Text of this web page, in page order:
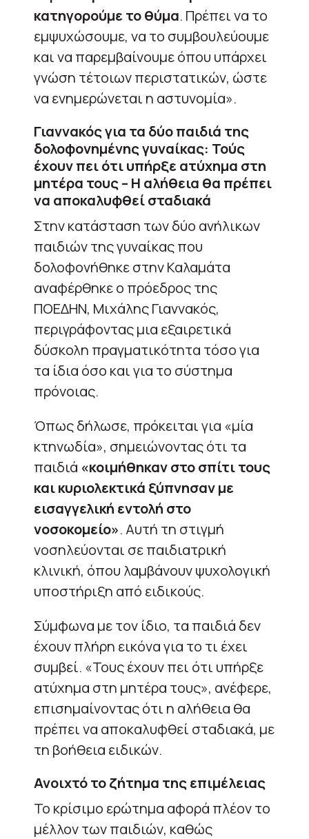
κατηγορούμε το θύμα. Πρέπει να το
εμψυχώσουμε, να το συμβουλεύουμε
και να παρεμβαίνουμε όπου υπάρχει
γνώση τέτοιων περιστατικών, ώστε
να ενημερώνεται η αστυνομία».
Γιαννακός για τα δύο παιδιά της
δολοφονημένης γυναίκας: Τούς
έχουν πει ότι υπήρξε ατύχημα στη
μητέρα τους – Η αλήθεια θα πρέπει
να αποκαλυφθεί σταδιακά
Στην κατάσταση των δύο ανήλικων
παιδιών της γυναίκας που
δολοφονήθηκε στην Καλαμάτα
αναφέρθηκε ο πρόεδρος της
ΠΟΕΔΗΝ, Μιχάλης Γιαννακός,
περιγράφοντας μια εξαιρετικά
δύσκολη πραγματικότητα τόσο για
τα ίδια όσο και για το σύστημα
πρόνοιας.
Όπως δήλωσε, πρόκειται για «μία
κτηνωδία», σημειώνοντας ότι τα
παιδιά «κοιμήθηκαν στο σπίτι τους
και κυριολεκτικά ξύπνησαν με
εισαγγελική εντολή στο
νοσοκομείο». Αυτή τη στιγμή
νοσηλεύονται σε παιδιατρική
κλινική, όπου λαμβάνουν ψυχολογική
υποστήριξη από ειδικούς.
Σύμφωνα με τον ίδιο, τα παιδιά δεν
έχουν πλήρη εικόνα για το τι έχει
συμβεί. «Τους έχουν πει ότι υπήρξε
ατύχημα στη μητέρα τους», ανέφερε,
επισημαίνοντας ότι η αλήθεια θα
πρέπει να αποκαλυφθεί σταδιακά, με
τη βοήθεια ειδικών.
Ανοιχτό το ζήτημα της επιμέλειας
Το κρίσιμο ερώτημα αφορά πλέον το
μέλλον των παιδιών, καθώς